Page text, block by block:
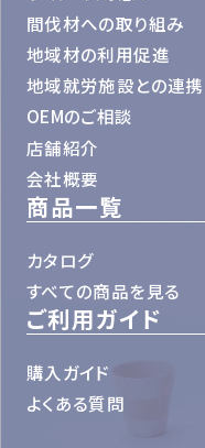
間伐材への取り組み
地域材の利用促進
地域就労施設との連携
OEMのご相談
店舗紹介
会社概要
商品一覧
カタログ
すべての商品を見る
ご利用ガイド
購入ガイド
よくある質問